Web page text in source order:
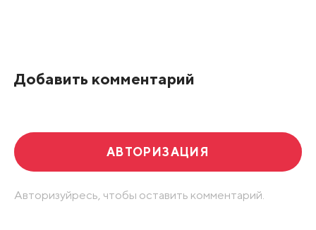
Добавить комментарий
АВТОРИЗАЦИЯ
Авторизуйресь, чтобы оставить комментарий.